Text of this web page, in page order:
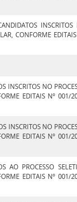
INSCRITOS
CONFORME
INSCRITOS NO
EDITAIS Nº 001/
INSCRITOS NO
EDITAIS Nº 001/
AO PROCESSO
EDITAIS Nº 001/